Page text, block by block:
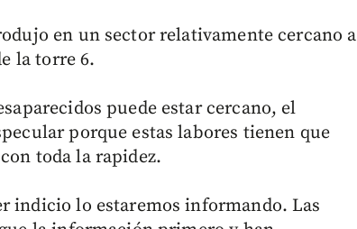
en un sector relativamente cercano a
la torre 6.
puede estar cercano, el
porque estas labores tienen que
toda la rapidez.
indicio lo estaremos informando. Las